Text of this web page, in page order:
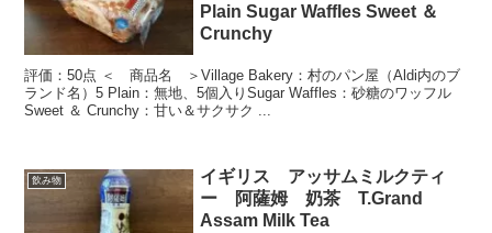
Plain Sugar Waffles Sweet ＆
Crunchy
評価：50点 ＜ 商品名 ＞Village Bakery：村のパン屋（Aldi内のブ
ランド名）5 Plain：無地、5個入りSugar Waffles：砂糖のワッフル
Sweet ＆ Crunchy：甘い＆サクサク ...
飲み物
イギリス アッサムミルクティ
ー 阿薩姆 奶茶 T.Grand
Assam Milk Tea